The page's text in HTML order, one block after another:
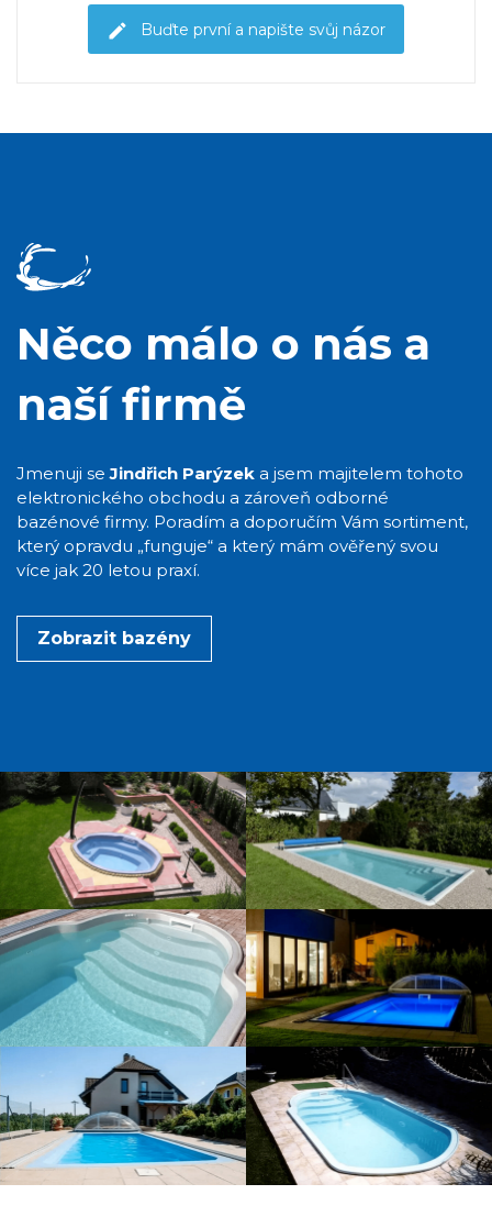
Buďte první a napište svůj názor
Něco málo o nás a
naší firmě
Jmenuji seJindřich Parýzek a jsem majitelem tohoto
elektronického obchodu a zároveň odborné
bazénové firmy. Poradím a doporučím Vám sortiment,
který opravdu „funguje“ a který mám ověřený svou
více jak 20 letou praxí.
Zobrazit bazény